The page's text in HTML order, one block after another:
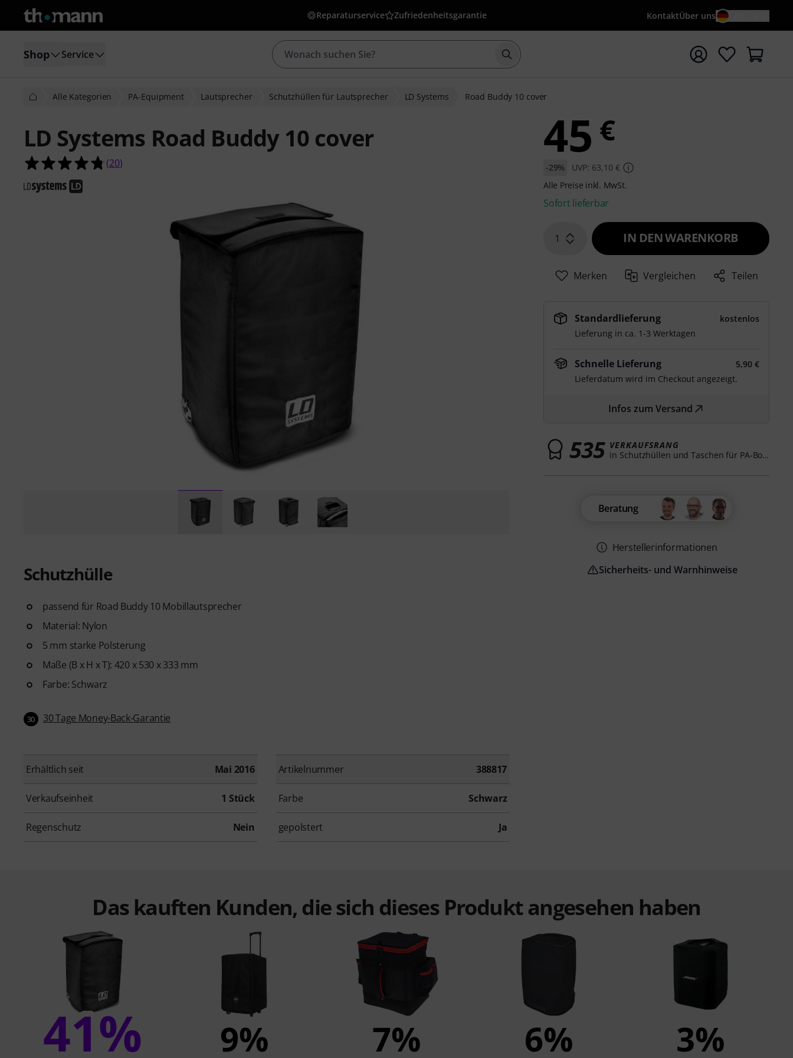
Reparaturservice Zufriedenheitsgarantie KontaktÜber uns
Shop Service Suche mit Suchwort {searchTerm} starten
Alle Kategorien PA-Equipment Lautsprecher Schutzhüllen für Lautsprecher LD Systems Road Buddy 10 cover
LD Systems Road Buddy 10 cover
4.8 von 5 Sternen aus 20 Kundenbewertungen
(20)
Schutzhülle
passend für Road Buddy 10 Mobillautsprecher
Material: Nylon
5 mm starke Polsterung
Maße (B x H x T): 420 x 530 x 333 mm
Farbe: Schwarz
30 30 Tage Money-Back-Garantie
Erhältlich seit Mai 2016 Artikelnummer 388817
Verkaufseinheit 1 Stück Farbe Schwarz
Regenschutz Nein gepolstert Ja
45 €
-29%
UVP: 63,10 €
Alle Preise inkl. MwSt.
Sofort lieferbar
1 IN DEN WARENKORB
Merken Vergleichen Teilen
Standardlieferung
kostenlos
Lieferung in ca. 1-3 Werktagen
Schnelle Lieferung
5,90 €
Lieferdatum wird im Checkout angezeigt.
Infos zum Versand
535 VERKAUFSRANG
in Schutzhüllen und Taschen für PA-Boxen
Beratung
Herstellerinformationen
Sicherheits- und Warnhinweise
Das kauften Kunden, die sich dieses Produkt angesehen haben
41% 9% 7% 6% 3%